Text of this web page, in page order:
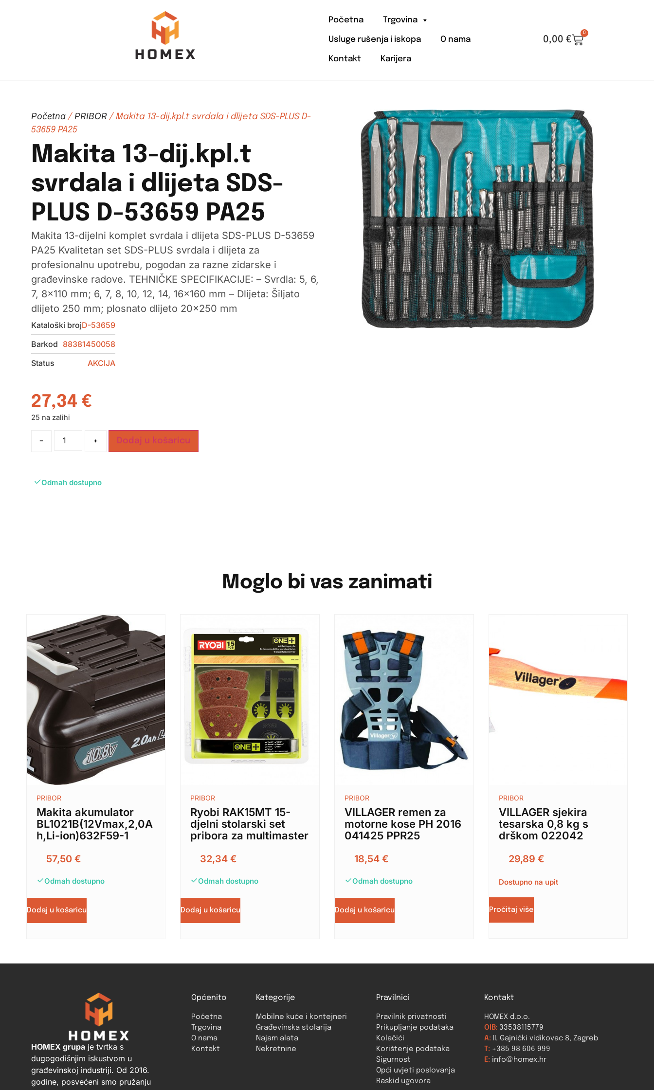
Početna Trgovina
Usluge rušenja i iskopa O nama
Kontakt Karijera
0,00 €
0
Početna/ PRIBOR/ Makita 13-dij.kpl.t svrdala i dlijeta SDS-PLUS D-
53659 PA25
Makita 13-dij.kpl.t
svrdala i dlijeta SDS-
PLUS D-53659 PA25
Makita 13-dijelni komplet svrdala i dlijeta SDS-PLUS D-53659
PA25 Kvalitetan set SDS-PLUS svrdala i dlijeta za
profesionalnu upotrebu, pogodan za razne zidarske i
građevinske radove. TEHNIČKE SPECIFIKACIJE: – Svrdla: 5, 6,
7, 8×110 mm; 6, 7, 8, 10, 12, 14, 16×160 mm – Dlijeta: Šiljato
dlijeto 250 mm; plosnato dlijeto 20×250 mm
Kataloški brojD-53659
Barkod 88381450058
Status
AKCIJA
27,34 €
25 na zalihi
- + Dodaj u košaricu
Odmah dostupno
Moglo bi vas zanimati
PRIBOR
Makita akumulator
BL1021B(12Vmax,2,0A
h,Li-ion)632F59-1
57,50 €
Odmah dostupno
Dodaj u košaricu
PRIBOR
Ryobi RAK15MT 15-
djelni stolarski set
pribora za multimaster
32,34€
Odmah dostupno
Dodaj u košaricu
PRIBOR
VILLAGER remen za
motorne kose PH 2016
041425 PPR25
18,54 €
Odmah dostupno
Dodaj u košaricu
PRIBOR
VILLAGER sjekira
tesarska 0,8 kg s
drškom 022042
29,89 €
Dostupno na upit
Pročitaj više
HOMEX grupaje tvrtka s
dugogodišnjim iskustvom u
građevinskoj industriji. Od 2016.
godine, posvećeni smo pružanju
Općenito
Početna
Trgovina
O nama
Kontakt
Kategorije
Mobilne kuće i kontejneri
Građevinska stolarija
Najam alata
Nekretnine
Pravilnici
Pravilnik privatnosti
Prikupljanje podataka
Kolačići
Korištenje podataka
Sigurnost
Opći uvjeti poslovanja
Raskid ugovora
Kontakt
HOMEX d.o.o.
OIB: 33538115779
A: II. Gajnički vidikovac 8, Zagreb
T: +385 98 606 999
E: info@homex.hr